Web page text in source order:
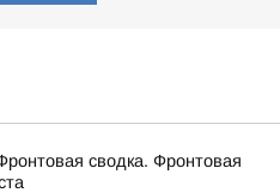
сводка. Фронтовая